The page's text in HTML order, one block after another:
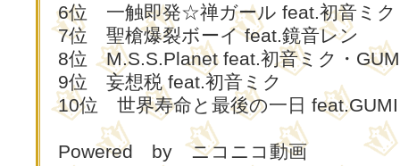
6位 一触即発☆禅ガール feat.初音ミク
7位 聖槍爆裂ボーイ feat.鏡音レン
8位 M.S.S.Planet feat.初音ミク・
9位 妄想税 feat.初音ミク
10位 世界寿命と最後の一日 feat.GUMI
Powered by ニコニコ動画